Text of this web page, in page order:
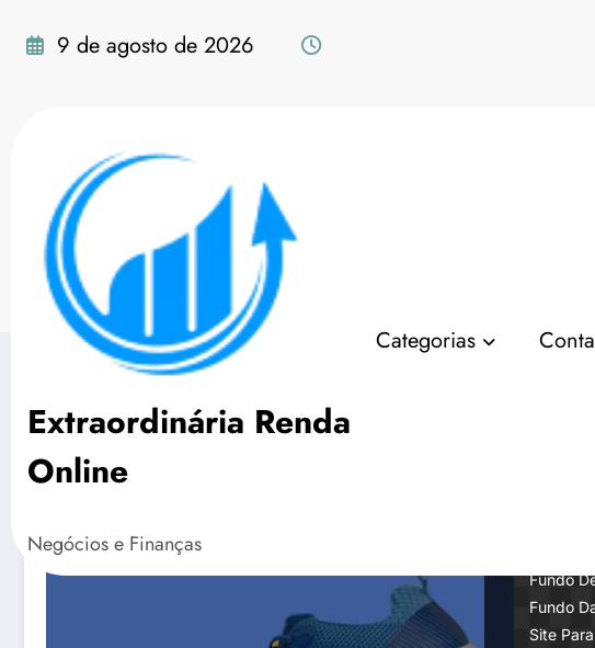
para
9 de agosto de 2026
Extraordinária Renda
Online
Negócios e Finanças
Categorias
Tag: como remover fundo
Fundo
Fundo
Site